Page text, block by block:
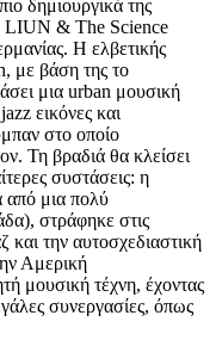
δημιουργικά της
LIUN & The Science
Η ελβετικής
με βάση της το
μια urban μουσική
εικόνες και
στο οποίο
Τη βραδιά θα κλείσει
συστάσεις: η
από μια πολύ
στράφηκε στις
και την αυτοσχεδιαστική
Αμερική
μουσική τέχνη, έχοντας
συνεργασίες, όπως